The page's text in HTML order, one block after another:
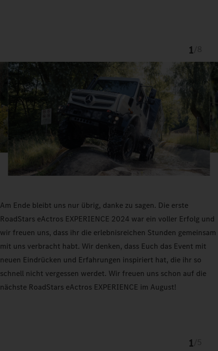
1
Am Ende bleibt uns nur übrig, danke zu sagen. Die erste
RoadStars eActros EXPERIENCE 2024 war ein voller Erfolg und
wir freuen uns, dass ihr die erlebnisreichen Stunden gemeinsam
mit uns verbracht habt. Wir denken, dass Euch das Event mit
neuen Eindrücken und Erfahrungen inspiriert hat, die ihr so
schnell nicht vergessen werdet. Wir freuen uns schon auf die
nächste RoadStars eActros EXPERIENCE im August!
1